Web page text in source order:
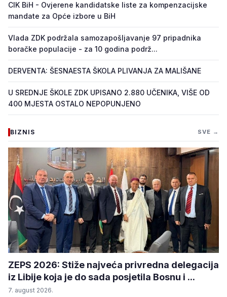
CIK BiH - Ovjerene kandidatske liste za kompenzacijske
mandate za Opće izbore u BiH
Vlada ZDK podržala samozapošljavanje 97 pripadnika
boračke populacije - za 10 godina podrž...
DERVENTA: ŠESNAESTA ŠKOLA PLIVANJA ZA MALIŠANE
U SREDNJE ŠKOLE ZDK UPISANO 2.880 UČENIKA, VIŠE OD
400 MJESTA OSTALO NEPOPUNJENO
BIZNIS SVE →
ZEPS 2026: Stiže najveća privredna delegacija
iz Libije koja je do sada posjetila Bosnu i ...
7. august 2026.